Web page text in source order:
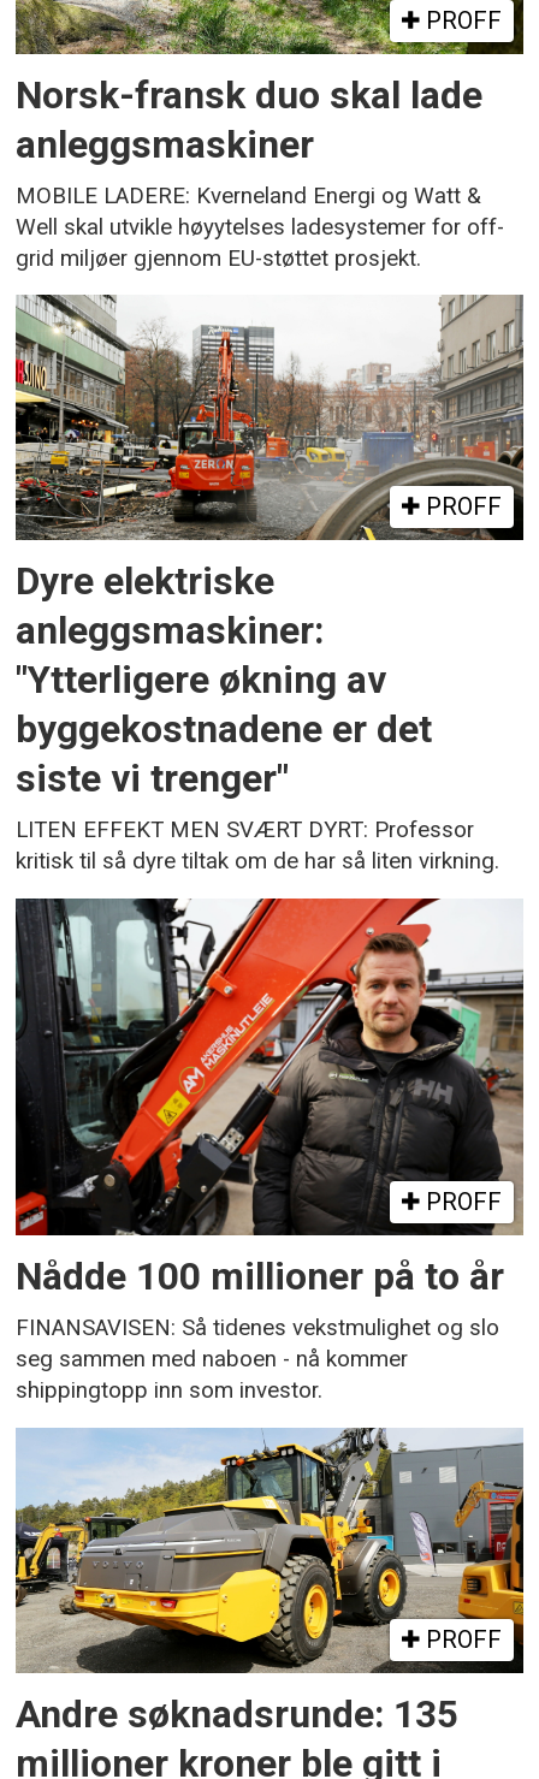
PROFF
Norsk-fransk duo skal lade
anleggsmaskiner
MOBILE LADERE: Kverneland Energi og Watt &
Well skal utvikle høyytelses ladesystemer for off-
grid miljøer gjennom EU-støttet prosjekt.
PROFF
Dyre elektriske
anleggsmaskiner:
"Ytterligere økning av
byggekostnadene er det
siste vi trenger"
LITEN EFFEKT MEN SVÆRT DYRT: Professor
kritisk til så dyre tiltak om de har så liten virkning.
PROFF
Nådde 100 millioner på to år
FINANSAVISEN: Så tidenes vekstmulighet og slo
seg sammen med naboen - nå kommer
shippingtopp inn som investor.
PROFF
Andre søknadsrunde: 135
millioner kroner ble gitt i